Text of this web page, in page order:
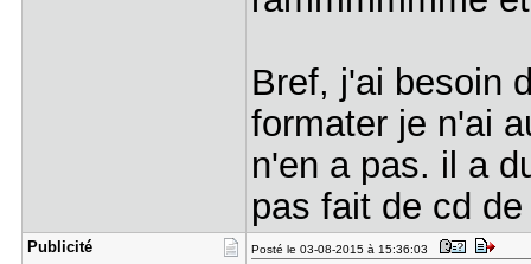
Bref, j'ai besoin
formater je n'ai
n'en a pas. il a
pas fait de cd
Publicité Posté le 03-08-2015 à 15:36:03